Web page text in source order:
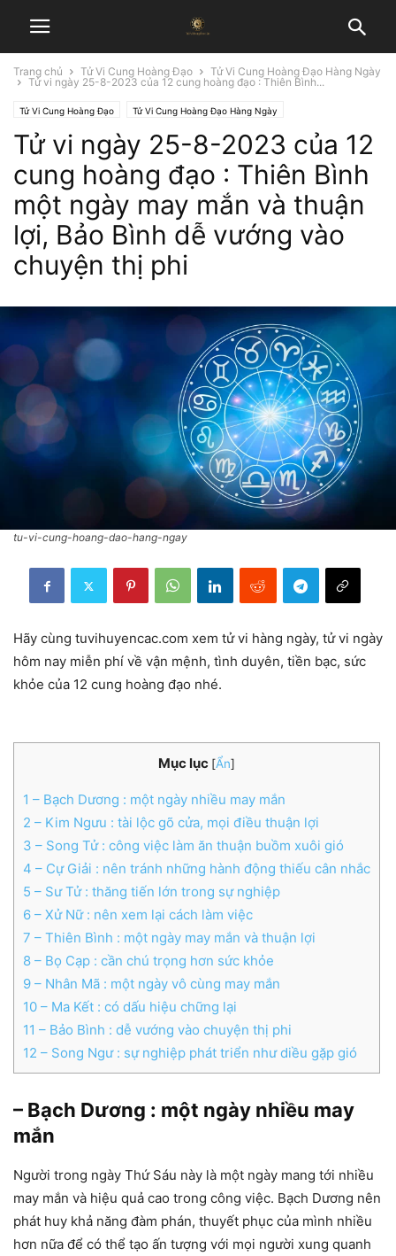
Trang chủ Tử Vi Cung Hoàng Đạo
Tử Vi Cung Hoàng Đạo Hàng Ngày
Tử vi ngày 25-8-2023 của 12 cung hoàng đạo : Thiên Bình...
Tử Vi Cung Hoàng Đạo Tử Vi Cung Hoàng Đạo Hàng Ngày
Tử vi ngày 25-8-2023 của 12
cung hoàng đạo : Thiên Bình
một ngày may mắn và thuận
lợi, Bảo Bình dễ vướng vào
chuyện thị phi
tu-vi-cung-hoang-dao-hang-ngay
Hãy cùng tuvihuyencac.com xem tử vi hàng ngày, tử vi ngày
hôm nay miễn phí về vận mệnh, tình duyên, tiền bạc, sức
khỏe của 12 cung hoàng đạo nhé.
Mục lục [Ẩn]
1 – Bạch Dương : một ngày nhiều may mắn
2 – Kim Ngưu : tài lộc gõ cửa, mọi điều thuận lợi
3 – Song Tử : công việc làm ăn thuận buồm xuôi gió
4 – Cự Giải : nên tránh những hành động thiếu cân nhắc
5 – Sư Tử : thăng tiến lớn trong sự nghiệp
6 – Xử Nữ : nên xem lại cách làm việc
7 – Thiên Bình : một ngày may mắn và thuận lợi
8 – Bọ Cạp : cần chú trọng hơn sức khỏe
9 – Nhân Mã : một ngày vô cùng may mắn
10 – Ma Kết : có dấu hiệu chững lại
11 – Bảo Bình : dễ vướng vào chuyện thị phi
12 – Song Ngư : sự nghiệp phát triển như diều gặp gió
– Bạch Dương : một ngày nhiều may
mắn
Người trong ngày Thứ Sáu này là một ngày mang tới nhiều
may mắn và hiệu quả cao trong công việc. Bạch Dương nên
phát huy khả năng đàm phán, thuyết phục của mình nhiều
hơn nữa để có thể tạo ấn tượng với mọi người xung quanh